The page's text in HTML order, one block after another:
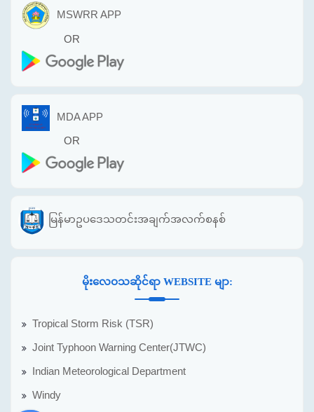
MSWRR APP
OR
MDA APP
OR
မြန်မာဥပဒေသတင်းအချက်အလက်စနစ်
မိုးလေဝသဆိုင်ရာ WEBSITE မျာ:
Tropical Storm Risk (TSR)
Joint Typhoon Warning Center(JTWC)
Indian Meteorological Department
Windy